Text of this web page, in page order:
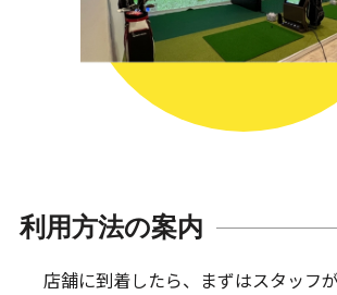
利用方法の案内
店舗に到着したら、まずはスタッフ